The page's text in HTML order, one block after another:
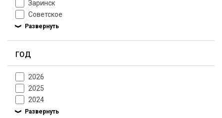
Заринск
Советское
ГОД
2026
2025
2024